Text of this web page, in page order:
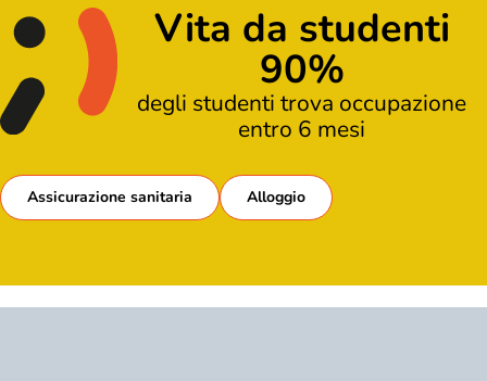
Vita da studenti
degli studenti trova occupazione
entro 6 mesi
90%
Assicurazione sanitaria Alloggio